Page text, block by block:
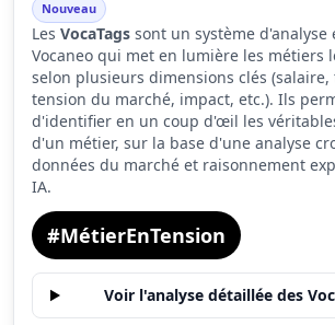
Nouveau
Les VocaTags sont un système d'analyse
Vocaneo qui met en lumière les métiers
selon plusieurs dimensions clés
tension du marché, impact, etc.). Ils
d'identifier en un coup d'œil les
d'un métier, sur la base d'une analyse
données du marché et raisonnement
IA.
#MétierEnTension
Voir l'analyse détaillée des
Attractivité globale
Tension du marché
Salaire
Conditions de travail